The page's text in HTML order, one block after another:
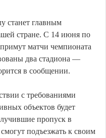
станет главным
стране. С 14 июня по
матчи чемпионата
два стадиона —
в сообщении.
с требованиями
объектов будет
пропуск в
подъезжать к своим